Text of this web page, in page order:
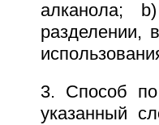
алканола;
разделении,
3. Способ
указанный